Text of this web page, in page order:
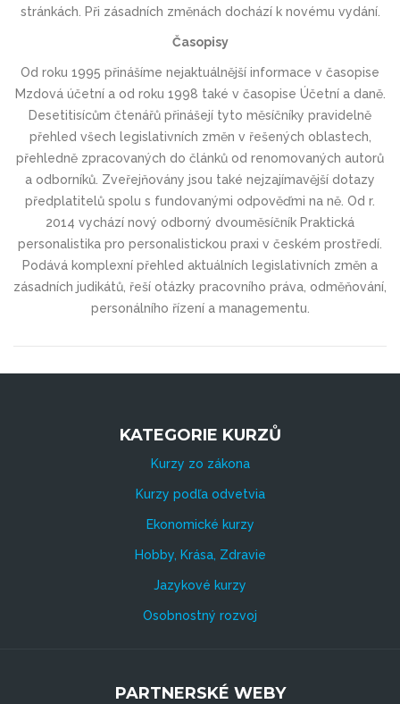
stránkách. Při zásadních změnách dochází k novému vydání.
Časopisy
Od roku 1995 přinášíme nejaktuálnější informace v časopise
Mzdová účetní a od roku 1998 také v časopise Účetní a daně.
Desetitisícům čtenářů přinášejí tyto měsíčníky pravidelně
přehled všech legislativních změn v řešených oblastech,
přehledně zpracovaných do článků od renomovaných autorů
a odborníků. Zveřejňovány jsou také nejzajímavější dotazy
předplatitelů spolu s fundovanými odpověďmi na ně. Od r.
2014 vychází nový odborný dvouměsíčník Praktická
personalistika pro personalistickou praxi v českém prostředí.
Podává komplexní přehled aktuálních legislativních změn a
zásadních judikátů, řeší otázky pracovního práva, odměňování,
personálního řízení a managementu.
KATEGORIE KURZŮ
Kurzy zo zákona
Kurzy podľa odvetvia
Ekonomické kurzy
Hobby, Krása, Zdravie
Jazykové kurzy
Osobnostný rozvoj
PARTNERSKÉ WEBY